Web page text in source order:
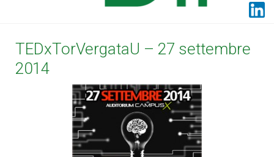
TEDxTorVergataU – 27 settembre
2014